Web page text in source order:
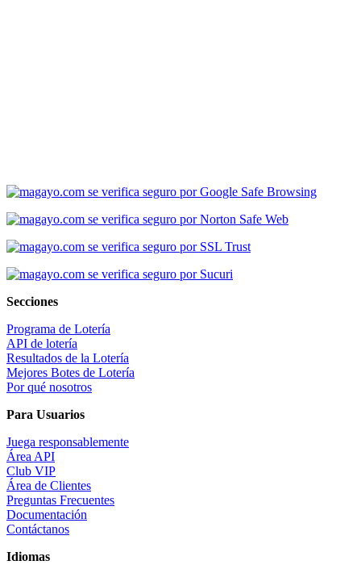
Secciones
Programa de Lotería
API de lotería
Resultados de la Lotería
Mejores Botes de Lotería
Por qué nosotros
Para Usuarios
Juega responsablemente
Área API
Club VIP
Área de Clientes
Preguntas Frecuentes
Documentación
Contáctanos
Idiomas